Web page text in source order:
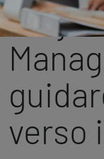
Finanza Strategica
231 Gestione
Future
Innovazione
Sostenibilità
Collaborative
verso